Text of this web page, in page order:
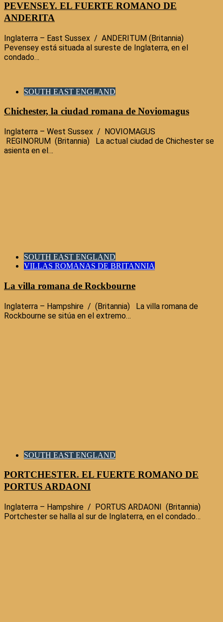
PEVENSEY. EL FUERTE ROMANO DE
ANDERITA
Inglaterra – East Sussex / ANDERITUM (Britannia)
Pevensey está situada al sureste de Inglaterra, en el
condado…
SOUTH EAST ENGLAND
Chichester, la ciudad romana de Noviomagus
Inglaterra – West Sussex / NOVIOMAGUS
REGINORUM (Britannia) La actual ciudad de Chichester se
asienta en el…
SOUTH EAST ENGLAND
VILLAS ROMANAS DE BRITANNIA
La villa romana de Rockbourne
Inglaterra – Hampshire / (Britannia) La villa romana de
Rockbourne se sitúa en el extremo…
SOUTH EAST ENGLAND
PORTCHESTER. EL FUERTE ROMANO DE
PORTUS ARDAONI
Inglaterra – Hampshire / PORTUS ARDAONI (Britannia)
Portchester se halla al sur de Inglaterra, en el condado…